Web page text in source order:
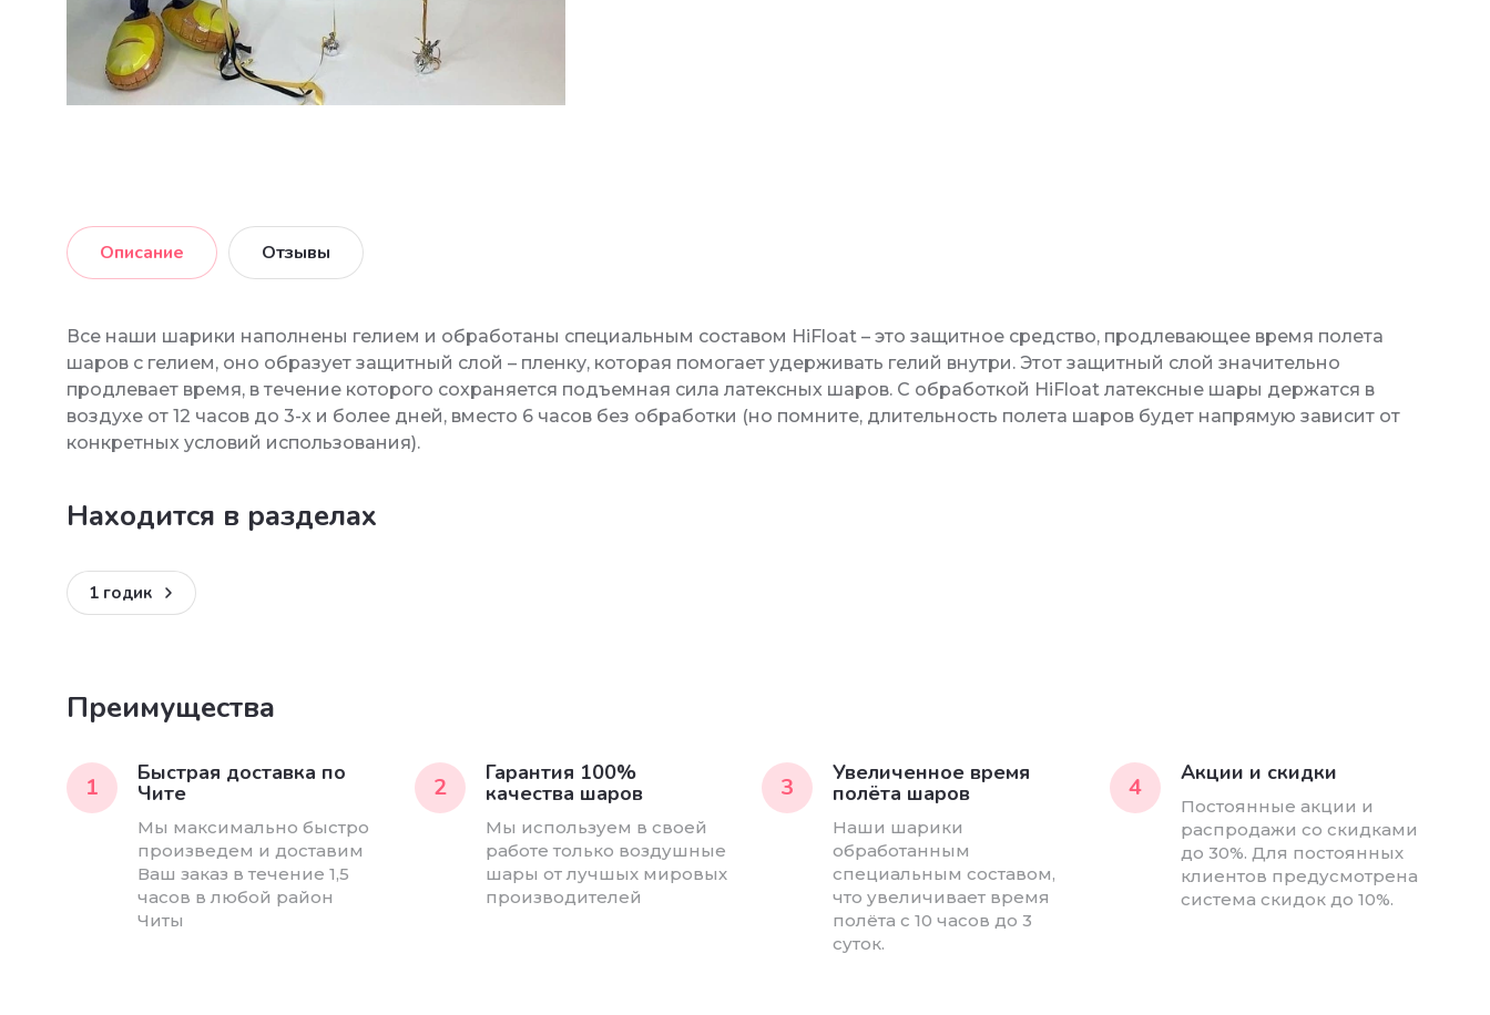
Описание Отзывы
Все наши шарики наполнены гелием и обработаны специальным составом HiFloat – это защитное средство, продлевающее время полета
шаров с гелием, оно образует защитный слой – пленку, которая помогает удерживать гелий внутри. Этот защитный слой значительно
продлевает время, в течение которого сохраняется подъемная сила латексных шаров. С обработкой HiFloat латексные шары держатся в
воздухе от 12 часов до 3-х и более дней, вместо 6 часов без обработки (но помните, длительность полета шаров будет напрямую зависит от
конкретных условий использования).
Находится в разделах
1 годик
Преимущества
1 Быстрая доставка по
Чите
Мы максимально быстро
произведем и доставим
Ваш заказ в течение 1,5
часов в любой район
Читы
2 Гарантия 100%
качества шаров
Мы используем в своей
работе только воздушные
шары от лучшых мировых
производителей
3 Увеличенное время
полёта шаров
Наши шарики
обработанным
специальным составом,
что увеличивает время
полёта с 10 часов до 3
суток.
4 Акции и скидки
Постоянные акции и
распродажи со скидками
до 30%. Для постоянных
клиентов предусмотрена
система скидок до 10%.